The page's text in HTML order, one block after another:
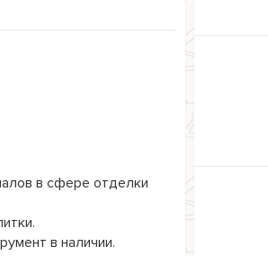
в сфере отделки
в наличии.